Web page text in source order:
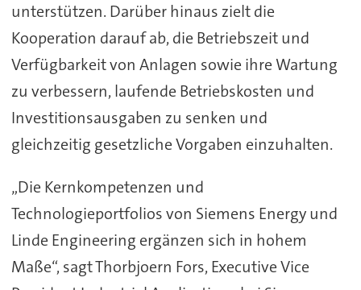
unterstützen. Darüber hinaus zielt die
Kooperation darauf ab, die Betriebszeit und
Verfügbarkeit von Anlagen sowie ihre Wartung
zu verbessern, laufende Betriebskosten und
Investitionsausgaben zu senken und
gleichzeitig gesetzliche Vorgaben einzuhalten.
„Die Kernkompetenzen und
Technologieportfolios von Siemens Energy und
Linde Engineering ergänzen sich in hohem
Maße“, sagt Thorbjoern Fors, Executive Vice